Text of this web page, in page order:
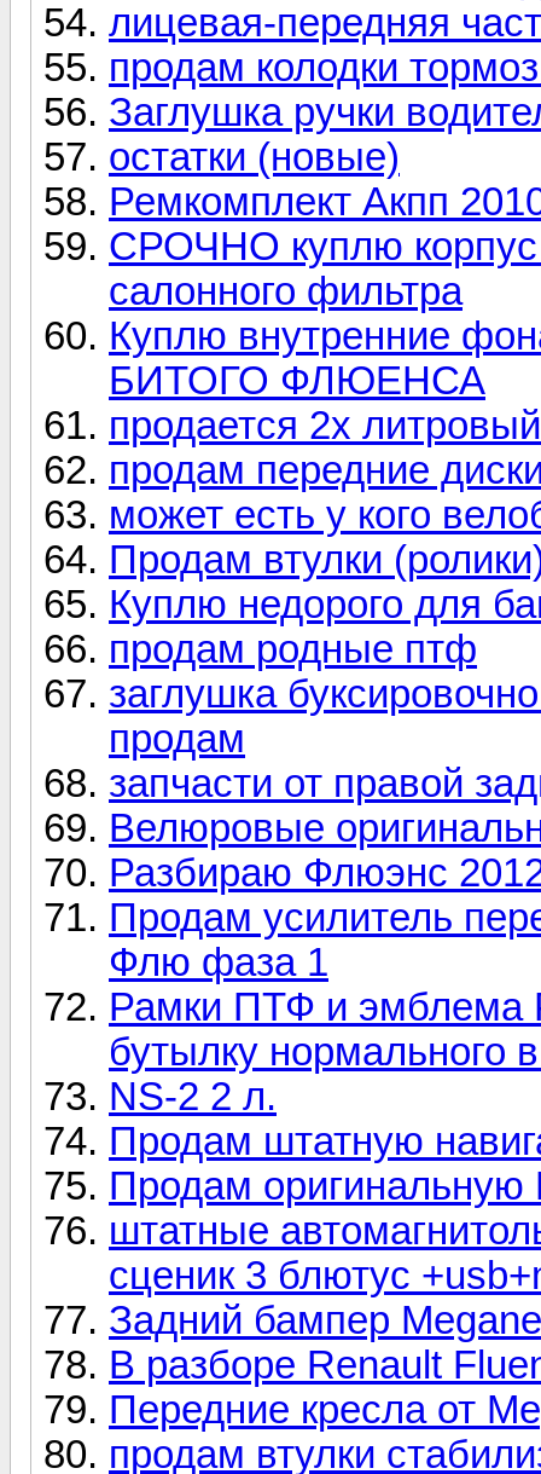
лицевая-передняя
продам колодки
Заглушка ручки
остатки (новые)
Ремкомплект Акпп
СРОЧНО куплю корпус
салонного фильтра
Куплю внутренние
БИТОГО ФЛЮЕНСА
продается 2х
продам передние
может есть у кого
Продам втулки
Куплю недорого для
продам родные птф
заглушка
продам
запчасти от правой
Велюровые
Разбираю Флюэнс
Продам усилитель
Флю фаза 1
Рамки ПТФ и эмблема
бутылку нормального
NS-2 2 л.
Продам штатную
Продам оригинальную
штатные
сценик 3 блютус
Задний бампер
В разборе Renault
Передние кресла от
продам втулки